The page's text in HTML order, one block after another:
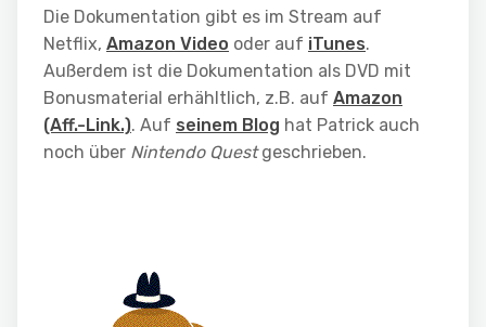
Die Dokumentation gibt es im Stream auf
Netflix, Amazon Video oder auf iTunes.
Außerdem ist die Dokumentation als DVD mit
Bonusmaterial erhähltlich, z.B. auf Amazon
(Aff.-Link.). Auf seinem Blog hat Patrick auch
noch über Nintendo Questgeschrieben.